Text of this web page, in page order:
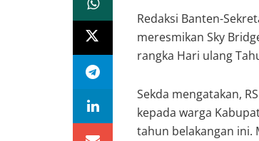
Redaksi Banten-
meresmikan Sky
rangka Hari ulang
Sekda mengatakan,
kepada warga
tahun belakangan ini.